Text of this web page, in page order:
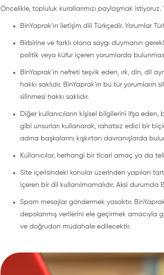
Öncelikle, topluluk kurallarımızı paylaşmak
BinYaprak’ın iletişim dili Türkçedir. Yorumlar
Birbirine ve farklı olana saygı duymanın
politik veya küfür içeren yorumlarda
BinYaprak’ın nefreti teşvik eden, ırk, din, dil
hakkı saklıdır. BinYaprak’ın bu tür
silinmesi hakkı saklıdır.
Diğer kullanıcıların kişisel bilgilerini ifşa eden,
gibi unsurları kullanarak, rahatsız edici bir
adına başkalarını kışkırtan davranışlarda
Kullanıcılar, herhangi bir ticari amaç ya da
Site içerisindeki konular üzerinden yapılan
içeren bir dil kullanılmamalıdır. Aksi durumda
Spam mesajlar göndermek yasaktır.
depolanmış verilerini ele geçirmek amacıyla
ve doğrudan müdahale edilecektir.